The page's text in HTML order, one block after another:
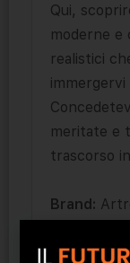
Qui,
moderne e
realistici
immergervi
meritate e
trascorso
Brand: